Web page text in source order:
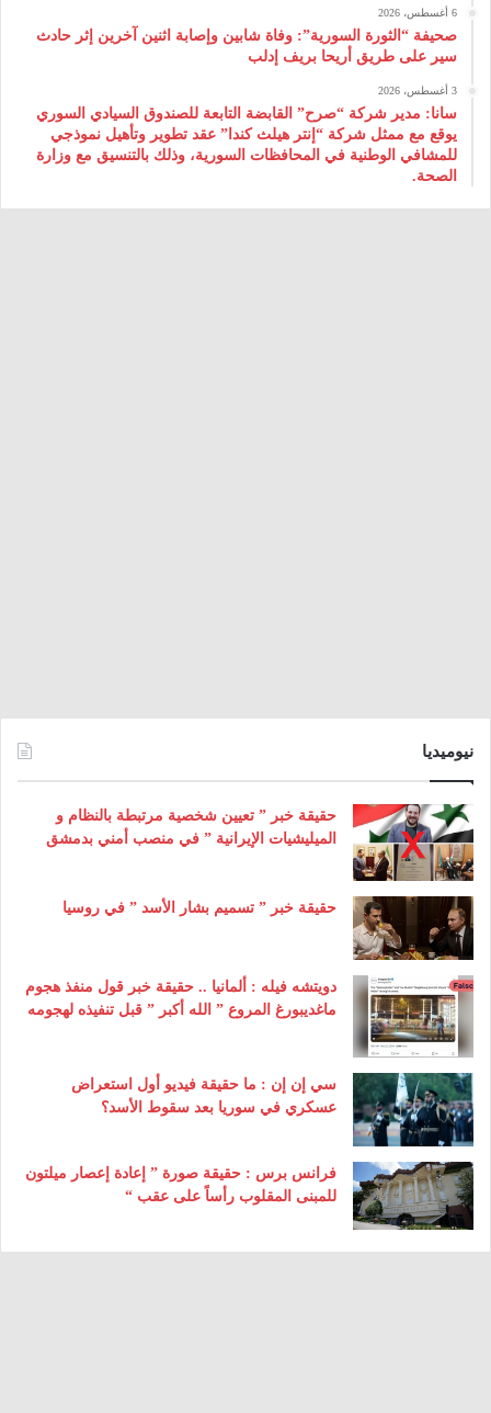
6 أغسطس، 2026
صحيفة “الثورة السورية”: وفاة شابين وإصابة اثنين آخرين إثر حادث
سير على طريق أريحا بريف إدلب
3 أغسطس، 2026
سانا: مدير شركة “صرح” القابضة التابعة للصندوق السيادي السوري
يوقع مع ممثل شركة “إنتر هيلث كندا” عقد تطوير وتأهيل نموذجي
للمشافي الوطنية في المحافظات السورية، وذلك بالتنسيق مع وزارة
الصحة.
نيوميديا
حقيقة خبر ” تعيين شخصية مرتبطة بالنظام و
الميليشيات الإيرانية ” في منصب أمني بدمشق
حقيقة خبر ” تسميم بشار الأسد ” في روسيا
دويتشه فيله : ألمانيا .. حقيقة خبر قول منفذ هجوم
ماغديبورغ المروع ” الله أكبر ” قبل تنفيذه لهجومه
سي إن إن : ما حقيقة فيديو أول استعراض
عسكري في سوريا بعد سقوط الأسد؟
فرانس برس : حقيقة صورة ” إعادة إعصار ميلتون
للمبنى المقلوب رأساً على عقب “